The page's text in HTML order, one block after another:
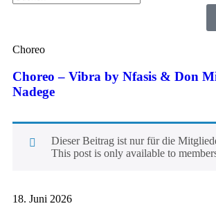
Choreo
Choreo – Vibra by Nfasis & Don
Nadege
Dieser Beitrag ist nur für die
This post is only available to
18. Juni 2026